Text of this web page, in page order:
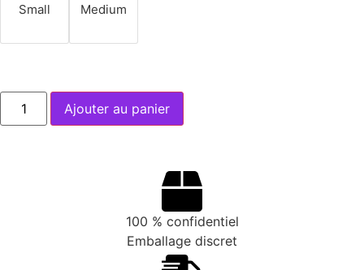
Small Medium
Ajouter au panier
100 % confidentiel
Emballage discret